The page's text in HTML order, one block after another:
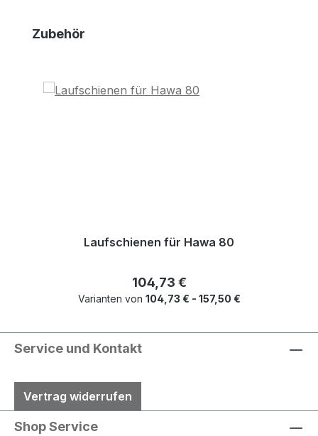
Produktgalerie überspringen
Zubehör
Laufschienen für Hawa 80
Regulärer Preis:
104,73 €
Varianten von 104,73 € - 157,50 €
Service und Kontakt
Vertrag widerrufen
Shop Service